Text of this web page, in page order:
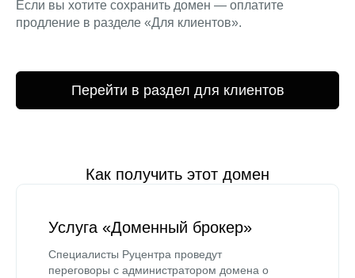
Если вы хотите сохранить домен — оплатите
продление в разделе «Для клиентов».
Перейти в раздел для клиентов
Как получить этот домен
Услуга «Доменный брокер»
Специалисты Руцентра проведут
переговоры с администратором домена о